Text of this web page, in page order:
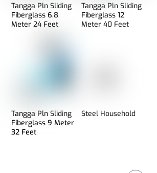
Tangga Pln Sliding
Fiberglass 6.8
Meter 24 Feet
Tangga Pln Sliding
Fiberglass 12
Meter 40 Feet
Tangga Pln Sliding
Fiberglass 9 Meter
32 Feet
Steel Household